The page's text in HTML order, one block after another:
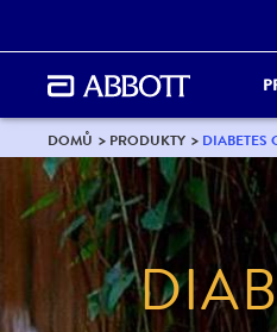
DOMŮ PRODUKTY DIABETES